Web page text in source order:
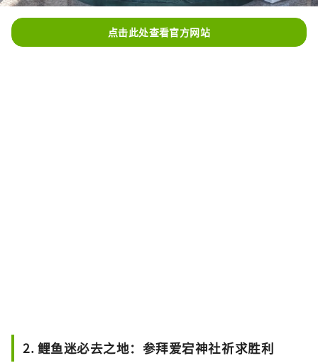
点击此处查看官方网站
2. 鲤鱼迷必去之地：参拜爱宕神社祈求胜利